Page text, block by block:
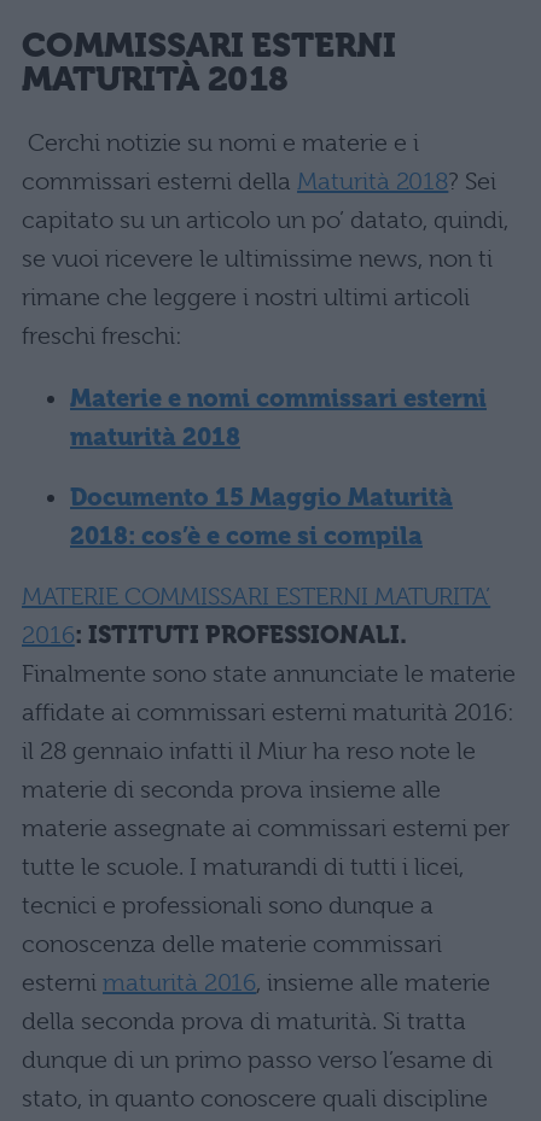
COMMISSARI ESTERNI
MATURITÀ 2018
Cerchi notizie su nomi e materie e i
commissari esterni della Maturità 2018? Sei
capitato su un articolo un po’ datato, quindi,
se vuoi ricevere le ultimissime news, non ti
rimane che leggere i nostri ultimi articoli
freschi freschi:
Materie e nomi commissari esterni
maturità 2018
Documento 15 Maggio Maturità
2018: cos’è e come si compila
MATERIE COMMISSARI ESTERNI MATURITA’
2016: ISTITUTI PROFESSIONALI.
Finalmente sono state annunciate le materie
affidate ai commissari esterni maturità 2016:
il 28 gennaio infatti il Miur ha reso note le
materie di seconda prova insieme alle
materie assegnate ai commissari esterni per
tutte le scuole. I maturandi di tutti i licei,
tecnici e professionali sono dunque a
conoscenza delle materie commissari
esterni maturità 2016, insieme alle materie
della seconda prova di maturità. Si tratta
dunque di un primo passo verso l’esame di
stato, in quanto conoscere quali discipline